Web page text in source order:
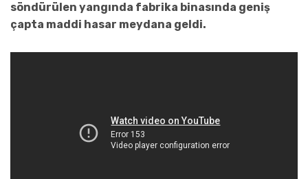
söndürülen yangında fabrika binasında geniş
çapta maddi hasar meydana geldi.